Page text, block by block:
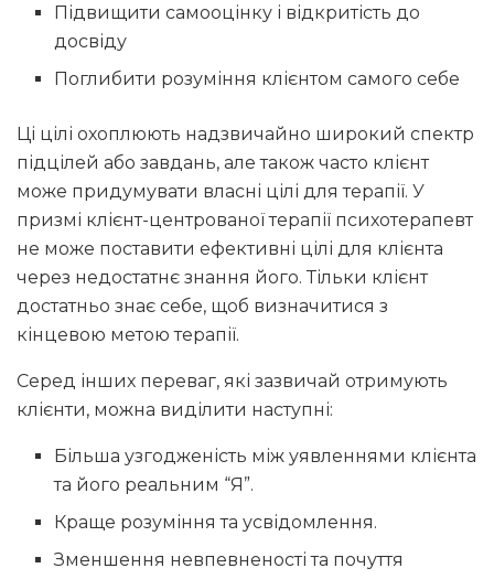
Підвищити самооцінку і відкритість до
досвіду
Поглибити розуміння клієнтом самого себе
Ці цілі охоплюють надзвичайно широкий спектр
підцілей або завдань, але також часто клієнт
може придумувати власні цілі для терапії. У
призмі клієнт-центрованої терапії психотерапевт
не може поставити ефективні цілі для клієнта
через недостатнє знання його. Тільки клієнт
достатньо знає себе, щоб визначитися з
кінцевою метою терапії.
Серед інших переваг, які зазвичай отримують
клієнти, можна виділити наступні:
Більша узгодженість між уявленнями клієнта
та його реальним “Я”.
Краще розуміння та усвідомлення.
Зменшення невпевненості та почуття